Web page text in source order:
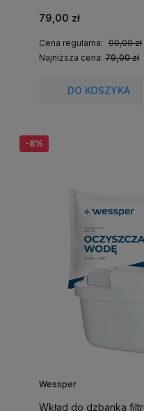
79,00 zł
Cena regularna: 90,00 zł
Najniższa cena: 79,00 zł
DO KOSZYKA
Wessper
Wkład do dzbanka
-8%